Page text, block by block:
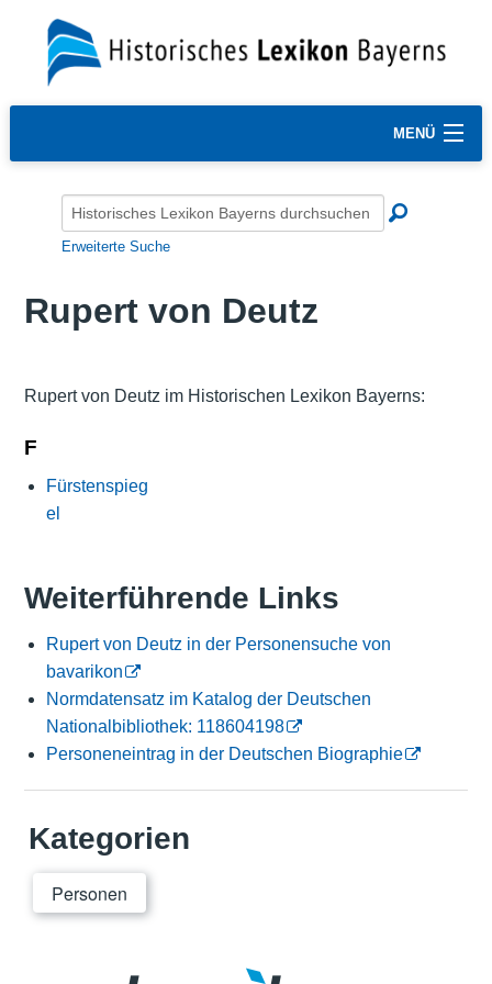
MENÜ
Erweiterte Suche
Rupert von Deutz
Rupert von Deutz im Historischen Lexikon Bayerns:
F
Fürstenspieg
el
Weiterführende Links
Rupert von Deutz in der Personensuche von
bavarikon
Normdatensatz im Katalog der Deutschen
Nationalbibliothek: 118604198
Personeneintrag in der Deutschen Biographie
Kategorien
Personen